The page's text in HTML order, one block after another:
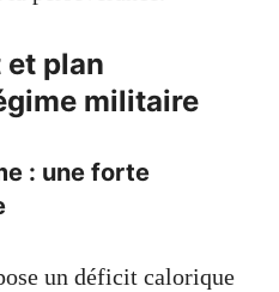
plan
militaire
: une forte
un déficit calorique